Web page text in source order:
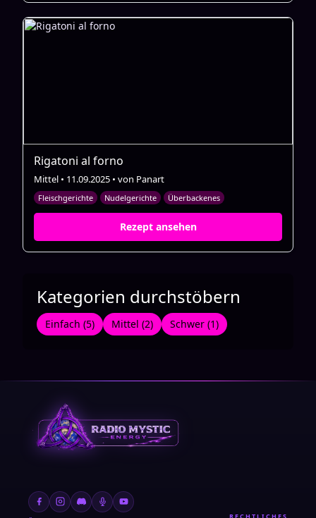
Rigatoni al forno
Mittel • 11.09.2025 • von Panart
Fleischgerichte Nudelgerichte Überbackenes
Rezept ansehen
Kategorien durchstöbern
Einfach (5) Mittel (2) Schwer (1)